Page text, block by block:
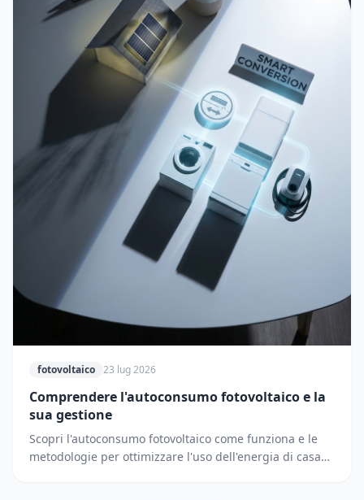
fotovoltaico 23 lug 2026
Comprendere l'autoconsumo fotovoltaico e la
sua gestione
Scopri l'autoconsumo fotovoltaico come funziona e le
metodologie per ottimizzare l'uso dell'energia di casa